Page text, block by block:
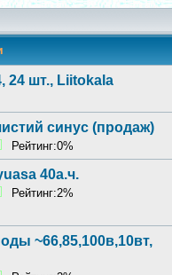
24 шт., Liitokala
синус (продаж)
Рейтинг:0%
40а.ч.
Рейтинг:2%
~66,85,100в,10вт,